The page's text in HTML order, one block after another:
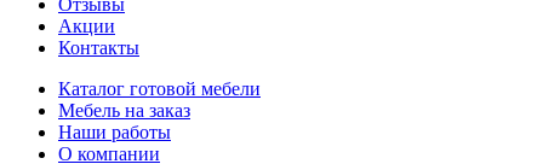
Акции
Контакты
Каталог готовой мебели
Мебель на заказ
Наши работы
О компании